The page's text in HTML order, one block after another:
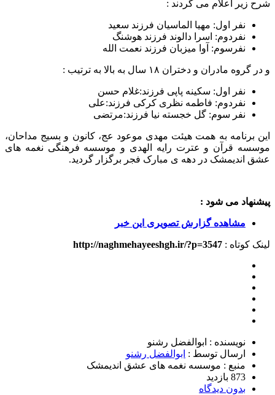
شرح زیر اعلام می گردند :
نفر اول: مهیا الماسیان فرزند سعید
نفردوم: اسرا دالوند فرزند هوشنگ
نفرسوم: آوا میزبان فرزند نعمت الله
و در گروه مادران و دختران ۱۸ سال به بالا به ترتیب :
نفر اول: سکینه پاپی فرزند:غلام حسن
نفردوم: فاطمه نظری کرکی فرزند:علی
نفر سوم: گل خجسته نیا فرزند:مرتضی
این برنامه به همت هیئت مهدی موعود عج، کانون و بسیج مداحان،
موسسه قرآن و عترت رایه الهدی و موسسه فرهنگی نغمه های
عشق اندیمشک در دهه ی مبارک فجر برگزار گردید.
پیشنهاد می شود :
مشاهده گزارش تصویری این خبر
لینک کوتاه : http://naghmehayeeshgh.ir/?p=3547
نویسنده : ابوالفضل رشنو
ارسال توسط : ابوالفضل رشنو
منبع : موسسه نغمه های عشق اندیمشک
873 بازدید
بدون دیدگاه